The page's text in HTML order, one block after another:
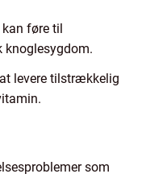
føre til
knoglesygdom.
levere tilstrækkelig
som